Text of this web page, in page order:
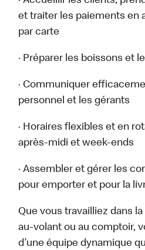
et traiter les paiements en
par carte
· Préparer les boissons et
· Communiquer
personnel et les gérants
· Horaires flexibles et en
après-midi et week-ends
· Assembler et gérer les
pour emporter et pour la
Que vous travailliez dans
au-volant ou au comptoir,
d’une équipe dynamique